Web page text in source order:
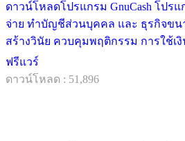
ดาวน์โหลดโปรแกรม GnuCash โปร
จ่าย ทำบัญชีส่วนบุคคล และ ธุรกิจขน
สร้างวินัย ควบคุมพฤติกรรม การใช้เ
ฟรีแวร์
ดาวน์โหลด : 51,896